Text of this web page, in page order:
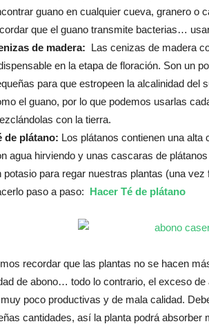
guano en cualquier cueva, granero o
que el guano transmite bacterias…
de madera: Las cenizas de madera
en la etapa de floración. Son un
para que estropeen la alcalinidad del
el guano, por lo que podemos usarlas
con la tierra.
de plátano: Los plátanos contienen una alta
agua hirviendo y unas cascaras de
potasio para regar nuestras plantas (una
paso a paso: Hacer Té de plátano
recordar que las plantas no se hacen
de abono… todo lo contrario, el exceso
poco productivas y de mala calidad.
cantidades, así la planta podrá